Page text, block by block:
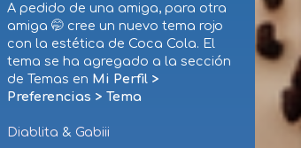
A pedido de una amiga, para otra
amiga 🤭 cree un nuevo tema rojo
con la estética de Coca Cola. El
tema se ha agregado a la sección
de Temas en Mi Perfil >
Preferencias > Tema
Diablita & Gabiii